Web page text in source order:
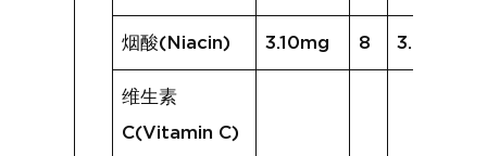
烟酸(Niacin) 3.10mg 8 3.58mg
维生素
C(Vitamin C)